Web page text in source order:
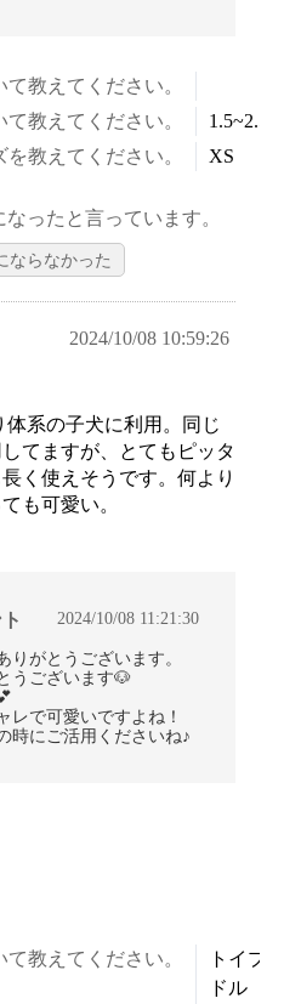
て教えてください。
教えてください。
教えてください。
XS
なったと言っています。
ならなかった
2024/10/08 10:59:26
系の子犬に利用。同じ
てますが、とてもピッタ
く使えそうです。何より
も可愛い。
2024/10/08 11:21:30
りがとうございます。
うございます🐶
レで可愛いですよね！
時にご活用くださいね♪
て教えてください。
トイプ
ドル